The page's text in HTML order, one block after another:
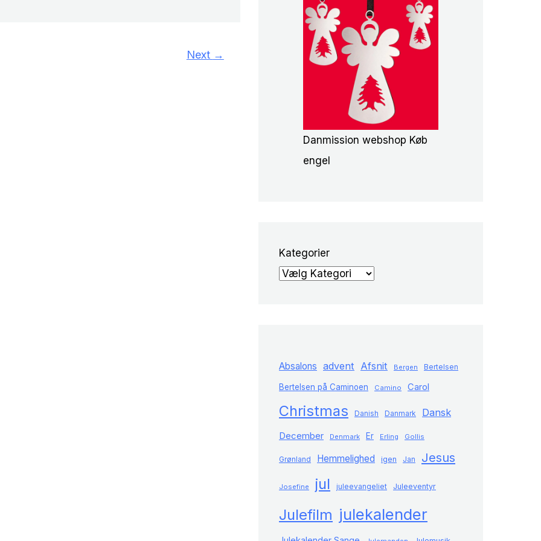
Next →
Danmission webshop Køb
engel
Kategorier
Absalons advent Afsnit Bergen Bertelsen
Bertelsen på Caminoen Camino Carol
Christmas Danish Danmark Dansk
December Denmark Er Erling Gollis
Grønland Hemmelighed igen Jan Jesus
Josefine jul juleevangeliet Juleeventyr
Julefilm julekalender